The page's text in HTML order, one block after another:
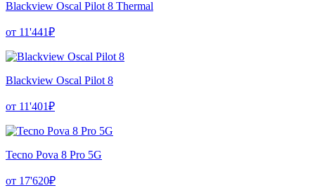
Blackview Oscal Pilot 8 Thermal
от 11'441₽
Blackview Oscal Pilot 8
от 11'401₽
Tecno Pova 8 Pro 5G
от 17'620₽